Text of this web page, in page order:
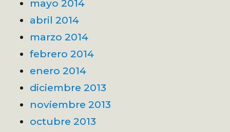
mayo 2014
abril 2014
marzo 2014
febrero 2014
enero 2014
diciembre 2013
noviembre 2013
octubre 2013